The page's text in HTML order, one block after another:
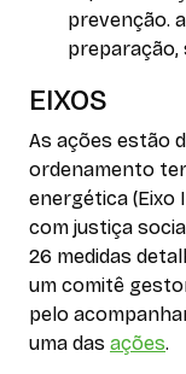
prevenção.
preparação,
EIXOS
As ações estão
ordenamento
energética (Eixo
com justiça
26 medidas
um comitê
pelo
uma das ações.